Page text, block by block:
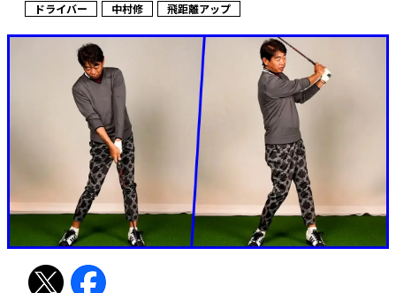
ドライバー 中村修 飛距離アップ